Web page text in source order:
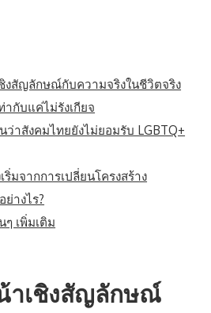
งสัญลักษณ์กับความจริงในชีวิตจริง
ากับแค่ไม่รังเกียจ
ว่าสังคมไทยยังไม่ยอมรับ LGBTQ+
ริ่มจากการเปลี่ยนโครงสร้าง
ย่างไร?
เพิ่มเติม
าเชิงสัญลักษณ์